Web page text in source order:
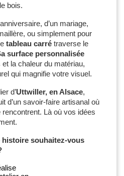
bois.
d’un mariage,
ou simplement pour
tableau carré traverse le
surface personnalisée
la chaleur du matériau,
qui magnifie votre visuel.
d’Uttwiller, en Alsace,
d’un savoir-faire artisanal où
Là où vos idées
histoire souhaitez-vous